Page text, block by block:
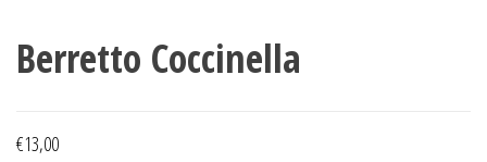
Berretto Coccinella
€13,00